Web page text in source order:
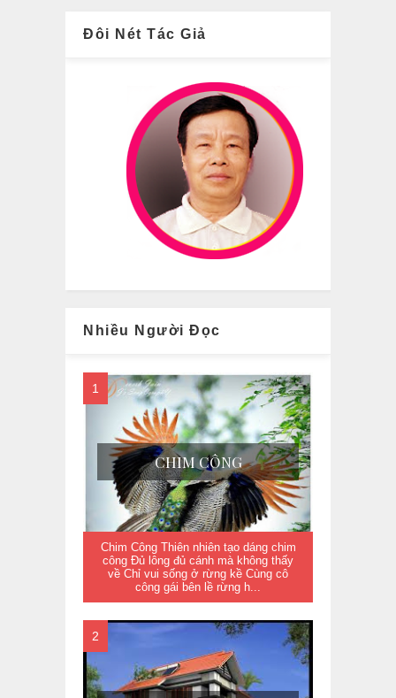
Đôi Nét Tác Giả
Nhiều Người Đọc
CHIM CÔNG
Chim Công Thiên nhiên tạo dáng chim
công Đủ lông đủ cánh mà không thấy
về Chỉ vui sống ở rừng kề Cùng cô
công gái bên lề rừng h...